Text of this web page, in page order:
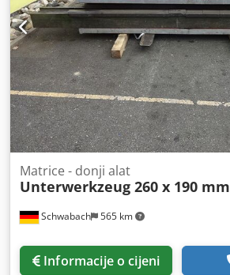
Schwabach 565 km
Matrice - donji alat
Unterwerkzeug 260 x 190 mm
Informacije o cijeni